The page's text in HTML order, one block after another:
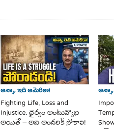
అన్నా, ఇది అమెరికా!
Fighting Life, Loss and
Injustice. ధైర్యం అంటువ్యాధి
అయితే – అది అందరికీ సోకాలి!